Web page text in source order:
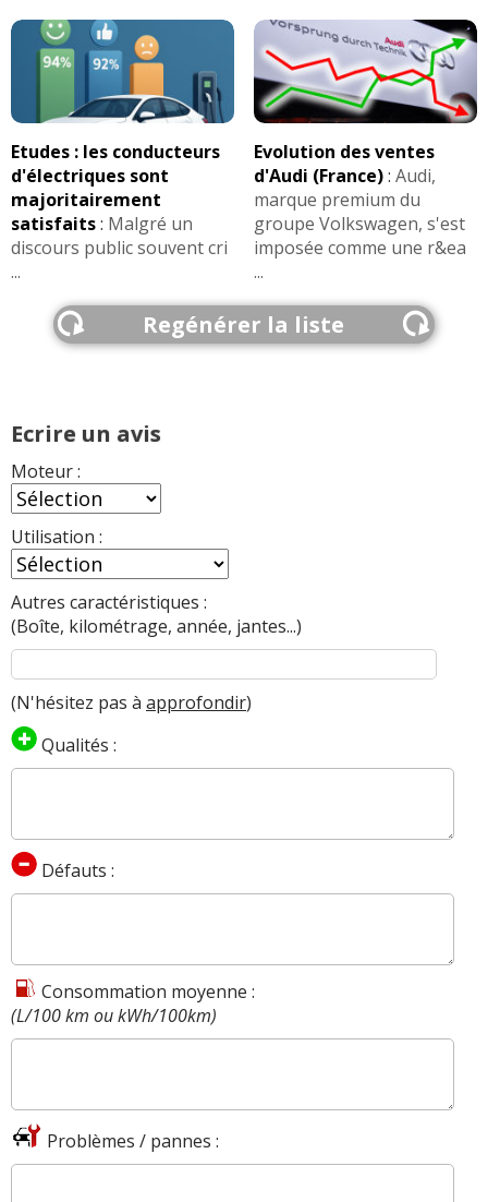
Etudes : les conducteurs
d'électriques sont
majoritairement
satisfaits: Malgré un
discours public souvent cri
...
Evolution des ventes
d'Audi (France): Audi,
marque premium du
groupe Volkswagen, s'est
imposée comme une r&ea
...
Regénérer la liste
Ecrire un avis
Moteur :
Utilisation :
Autres caractéristiques :
(Boîte, kilométrage, année, jantes...)
(N'hésitez pas à approfondir)
Qualités :
Défauts :
Consommation moyenne :
(L/100 km ou kWh/100km)
Problèmes / pannes :